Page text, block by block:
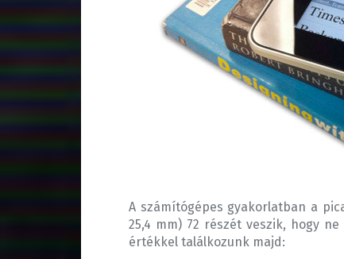
A számítógépes gyakorlatban a
25,4 mm) 72 részét veszik, hogy
értékkel találkozunk majd: